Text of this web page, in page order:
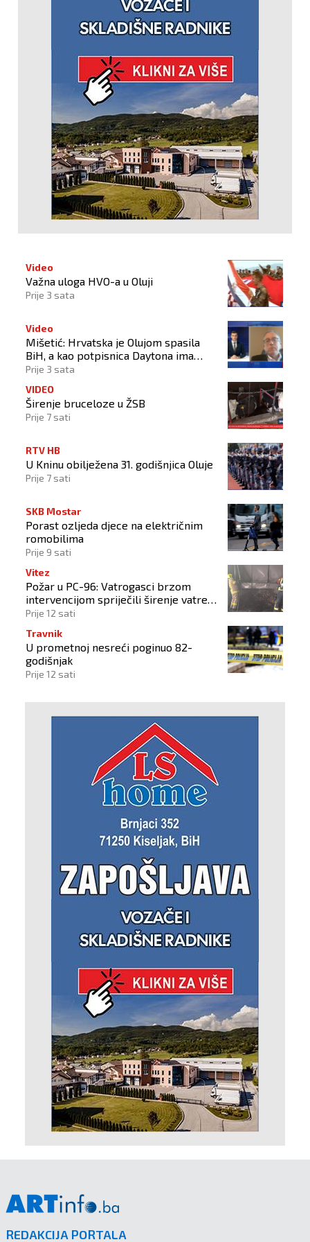
Video
Važna uloga HVO-a u Oluji
Prije 3 sata
Video
Mišetić: Hrvatska je Olujom spasila
BiH, a kao potpisnica Daytona ima
puno pravo štititi hrvatski narod
Prije 3 sata
VIDEO
Širenje bruceloze u ŽSB
Prije 7 sati
RTV HB
U Kninu obilježena 31. godišnjica Oluje
Prije 7 sati
SKB Mostar
Porast ozljeda djece na električnim
romobilima
Prije 9 sati
Vitez
Požar u PC-96: Vatrogasci brzom
intervencijom spriječili širenje vatre
na okolne objekte
Prije 12 sati
Travnik
U prometnoj nesreći poginuo 82-
godišnjak
Prije 12 sati
REDAKCIJA PORTALA